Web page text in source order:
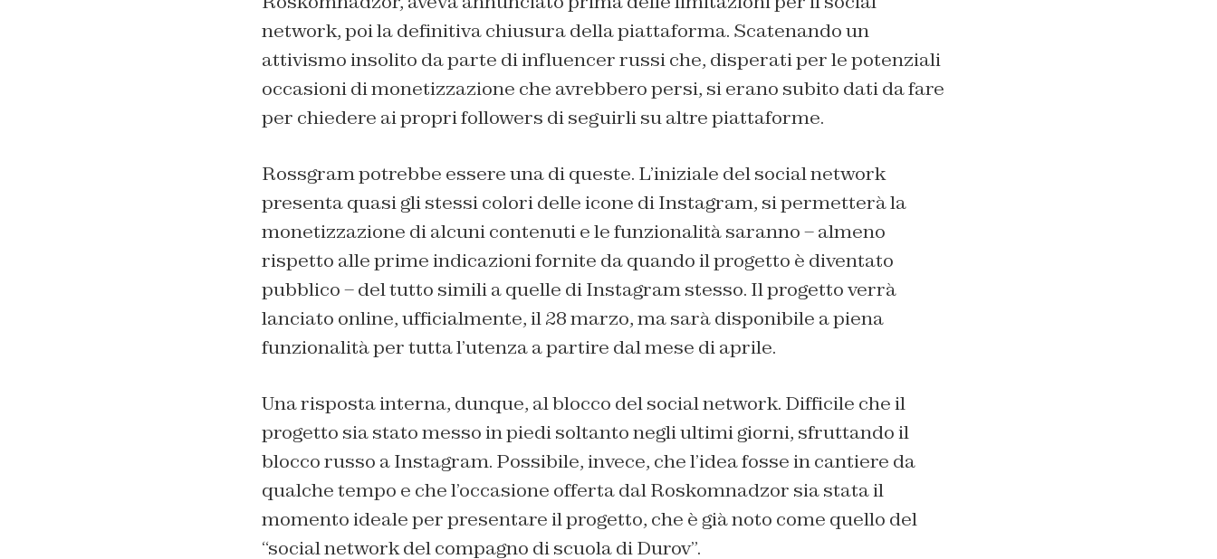
network, poi la definitiva chiusura della piattaforma. Scatenando un
attivismo insolito da parte di influencer russi che, disperati per le potenziali
occasioni di monetizzazione che avrebbero persi, si erano subito dati da fare
per chiedere ai propri followers di seguirli su altre piattaforme.
Rossgram potrebbe essere una di queste. L’iniziale del social network
presenta quasi gli stessi colori delle icone di Instagram, si permetterà la
monetizzazione di alcuni contenuti e le funzionalità saranno – almeno
rispetto alle prime indicazioni fornite da quando il progetto è diventato
pubblico – del tutto simili a quelle di Instagram stesso. Il progetto verrà
lanciato online, ufficialmente, il 28 marzo, ma sarà disponibile a piena
funzionalità per tutta l’utenza a partire dal mese di aprile.
Una risposta interna, dunque, al blocco del social network. Difficile che il
progetto sia stato messo in piedi soltanto negli ultimi giorni, sfruttando il
blocco russo a Instagram. Possibile, invece, che l’idea fosse in cantiere da
qualche tempo e che l’occasione offerta dal Roskomnadzor sia stata il
momento ideale per presentare il progetto, che è già noto come quello del
“social network del compagno di scuola di Durov”.